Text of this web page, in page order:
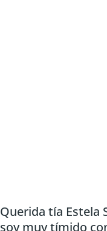
Querida tía Estela
soy muy tímido